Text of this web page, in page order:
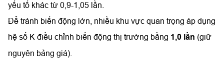
yếu tố khác từ 0,9-1,05 lần.
Để tránh biến động lớn, nhiều khu vực quan trọng áp dụng
hệ số K điều chỉnh biến động thị trường bằng 1,0 lần (giữ
nguyên bảng giá).